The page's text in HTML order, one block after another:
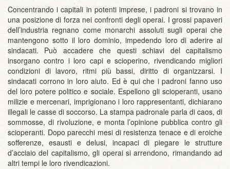
Concentrando i capitali in potenti imprese, i padroni si trovano in
una posizione di forza nei confronti degli operai. I grossi papaveri
dell’industria regnano come monarchi assoluti sugli operai che
mantengono sotto il loro dominio, impedendo loro di aderire ai
sindacati. Può accadere che questi schiavi del capitalismo
insorgano contro i loro capi e scioperino, rivendicando migliori
condizioni di lavoro, ritmi più bassi, diritto di organizzarsi. I
sindacati corrono in loro aiuto. Ed è qui che i padroni fanno uso
del loro potere politico e sociale. Espellono gli scioperanti, usano
milizie e mercenari, imprigionano i loro rappresentanti, dichiarano
illegali le casse di soccorso. La stampa padronale parla di caos, di
sommosse, di rivoluzione, e monta l’opinione pubblica contro gli
scioperanti. Dopo parecchi mesi di resistenza tenace e di eroiche
sofferenze, esausti e delusi, incapaci di piegare le strutture
d’acciaio del capitalismo, gli operai si arrendono, rimandando ad
altri tempi le loro rivendicazioni.